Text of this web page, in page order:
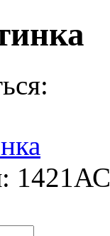
1421АС